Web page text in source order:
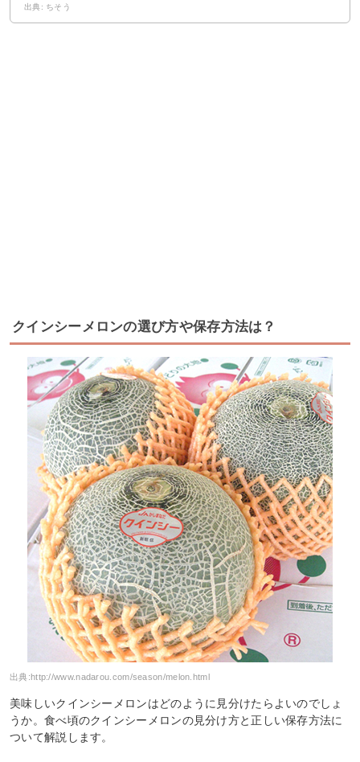
出典: ちそう
クインシーメロンの選び方や保存方法は？
出典: http://www.nadarou.com/season/melon.html
美味しいクインシーメロンはどのように見分けたらよいのでしょ
うか。食べ頃のクインシーメロンの見分け方と正しい保存方法に
ついて解説します。